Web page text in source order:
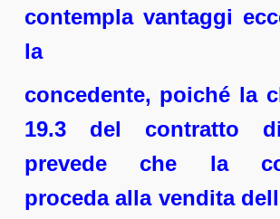
contempla vantaggi
la
concedente, poiché la
19.3 del contratto
prevede che la
proceda alla vendita